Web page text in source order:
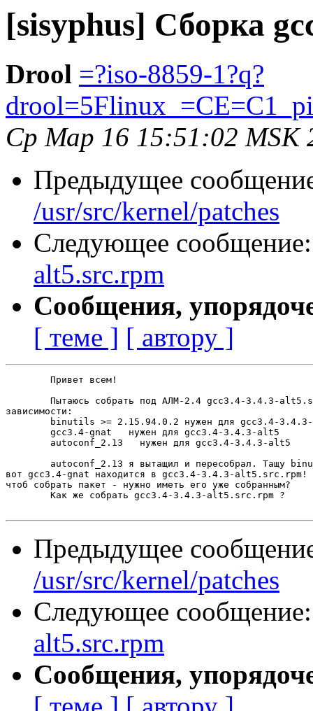
[sisyphus] Сборка
Drool =?iso-8859-1?q?
Ср Мар 16 15:51:02 MSK
Предыдущее
/usr/src/kernel/patches
Следующее
alt5.src.rpm
Сообщения,
[ теме ] [ автору ]
зависимости:
binutils >= 2.15.94.0.2 нужен для gcc3.4-
        gcc3.4-gnat   нужен для gcc3.4-3.4.3-alt5
        autoconf_2.13   нужен для gcc3.4-3.4.3-alt5
вот gcc3.4-gnat находится в gcc3.4-3.4.3-alt5.src.rpm!
чтоб собрать пакет - нужно иметь его уже собранным?
Предыдущее
/usr/src/kernel/patches
Следующее
alt5.src.rpm
Сообщения,